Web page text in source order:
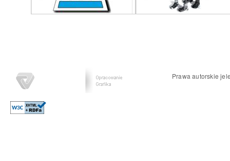
Prawa autorskie